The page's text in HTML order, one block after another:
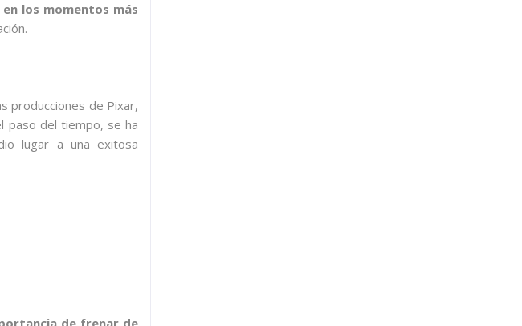
los momentos más
producciones de Pixar,
paso del tiempo, se ha
lugar a una exitosa